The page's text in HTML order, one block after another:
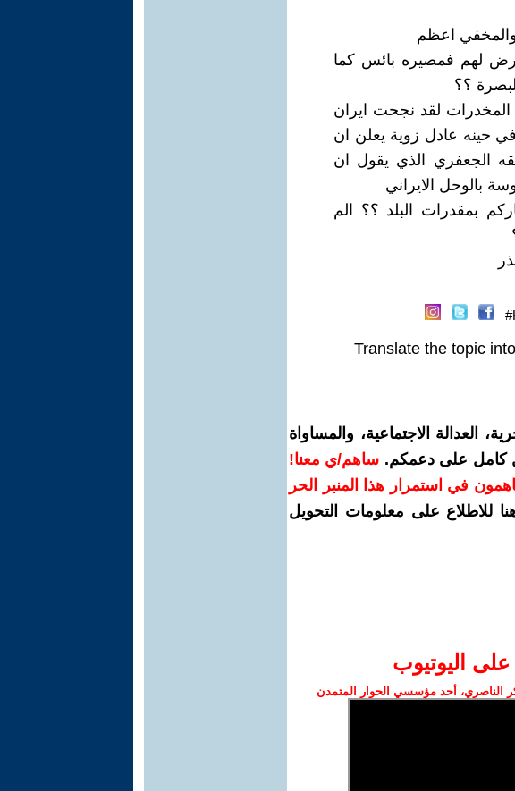
لهم فمصيره بائس كما
؟؟
المخدرات لقد نجحت ايران
حينه عادل زوية يعلن ان
الجعفري الذي يقول ان
بالوحل الايراني
بمقدرات البلد ؟؟ الم
Translate the topic
الاجتماعية، والمساواة
كامل على دعمكم. ساهم/ي معنا!
تساهمون في استمرار هذا المنبر الحر
للاطلاع على معلومات التحويل
اليوتيوب
الناصري، أحد مؤسسي الحوار المتمدن